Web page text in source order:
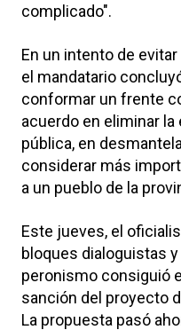
complicado".
En un intento de
el mandatario
conformar un frente
acuerdo en eliminar la
pública, en
considerar más
a un pueblo de la
Este jueves, el
bloques dialoguistas
peronismo consiguió
sanción del proyecto
La propuesta pasó